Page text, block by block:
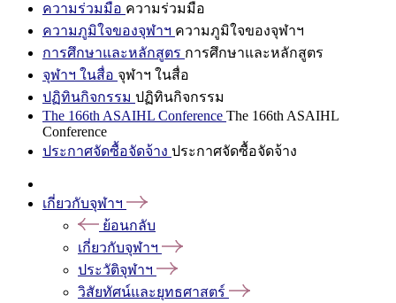
ความร่วมมือ ความร่วมมือ
ความภูมิใจของจุฬาฯ ความภูมิใจของจุฬาฯ
การศึกษาและหลักสูตร การศึกษาและหลักสูตร
จุฬาฯ ในสื่อ จุฬาฯ ในสื่อ
ปฏิทินกิจกรรม ปฏิทินกิจกรรม
The 166th ASAIHL Conference The 166th ASAIHL
Conference
ประกาศจัดซื้อจัดจ้าง ประกาศจัดซื้อจัดจ้าง
เกี่ยวกับจุฬาฯ
ย้อนกลับ
เกี่ยวกับจุฬาฯ
ประวัติจุฬาฯ
วิสัยทัศน์และยุทธศาสตร์